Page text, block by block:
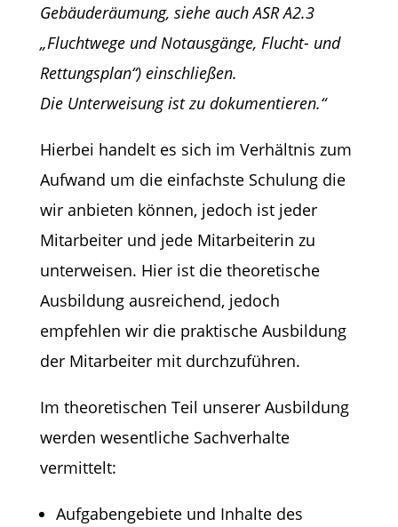
Gebäuderäumung, siehe auch ASR A2.3
„Fluchtwege und Notausgänge, Flucht- und
Rettungsplan“) einschließen.
Die Unterweisung ist zu dokumentieren.“
Hierbei handelt es sich im Verhältnis zum
Aufwand um die einfachste Schulung die
wir anbieten können, jedoch ist jeder
Mitarbeiter und jede Mitarbeiterin zu
unterweisen. Hier ist die theoretische
Ausbildung ausreichend, jedoch
empfehlen wir die praktische Ausbildung
der Mitarbeiter mit durchzuführen.
Im theoretischen Teil unserer Ausbildung
werden wesentliche Sachverhalte
vermittelt:
Aufgabengebiete und Inhalte des